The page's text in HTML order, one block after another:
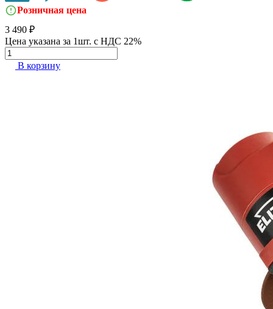
Розничная цена
3 490 ₽
Цена указана за 1шт. с НДС 22%
В корзину